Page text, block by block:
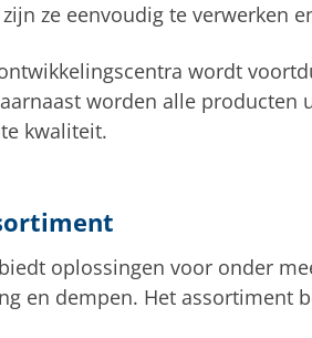
ze eenvoudig te verwerken
wordt
worden alle producten
kwaliteit.
oplossingen voor onder
en dempen. Het assortiment